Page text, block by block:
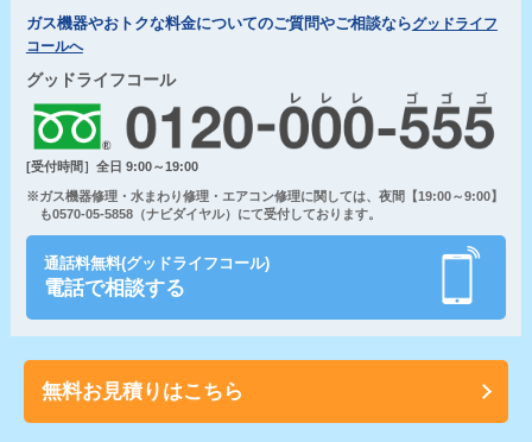
ガス機器やおトクな料金についてのご質問やご相談ならグッドライフ
コールへ
グッドライフコール
[受付時間］全日 9:00～19:00
※ガス機器修理・水まわり修理・エアコン修理に関しては、夜間【19:00～9:00】
も0570-05-5858（ナビダイヤル）にて受付しております。
通話料無料(グッドライフコール)
電話で相談する
無料お見積りはこちら